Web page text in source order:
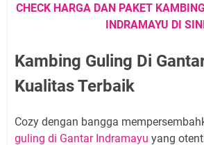
CHECK HARGA DAN PAKET
INDRAMAYU DI
Kambing Guling Di
Kualitas Terbaik
Cozy dengan bangga
guling di Gantar Indramayu yang